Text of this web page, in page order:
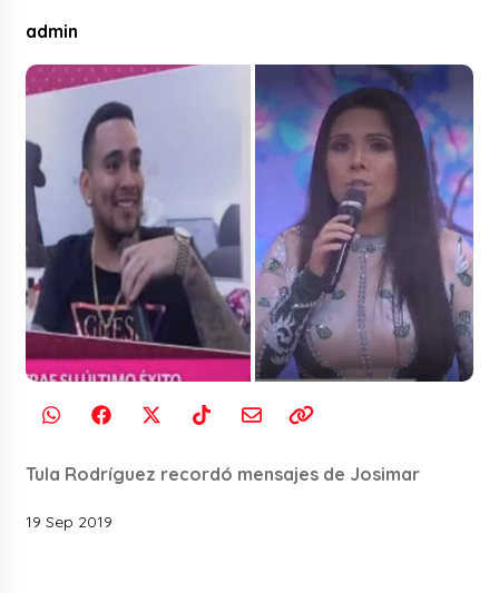
admin
Tula Rodríguez recordó mensajes de Josimar
19 Sep 2019